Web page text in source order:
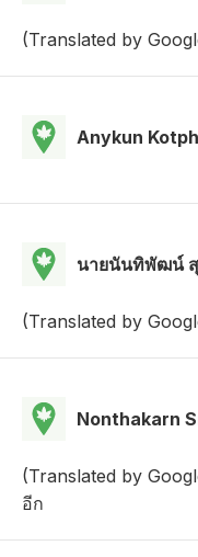
(Translated by
Anykun
นายนันทิพัฒน์
(Translated by
Nonthakarn
(Translated by
อีก